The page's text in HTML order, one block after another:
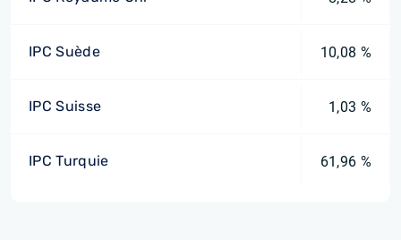
IPC Suède 10,08 %
IPC Suisse 1,03 %
IPC Turquie 61,96 %